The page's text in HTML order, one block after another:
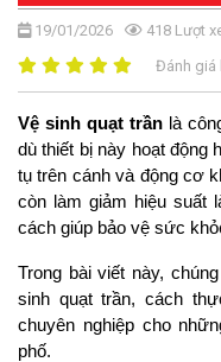
19/01/2026 418 Lượt
Đánh giá
Vệ sinh quạt trần là
dù thiết bị này hoạt động
tụ trên cánh và động cơ
còn làm giảm hiệu suất
cách giúp bảo vệ sức
Trong bài viết này,
sinh quạt trần, cách
chuyên nghiệp cho
phố.